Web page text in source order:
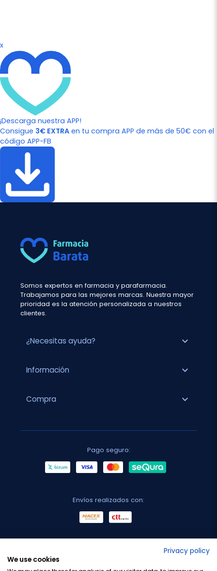
x
¡Descarga nuestra APP!
Consigue 3€ EXTRA en tu compra APP de más de 50€ con el
código APP-FB
Somos expertos en farmacia y parafarmacia.
Trabajamos para las mejores marcas. Nuestra mayor
prioridad es la atención personalizada a nuestros
clientes.
¿Necesitas ayuda? expand_more
Información expand_more
Compra expand_more
Pago seguro:
Envíos realizados con:
Privacy policy
We use cookies